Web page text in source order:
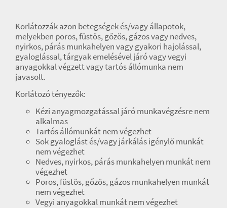
Korlátozzák azon betegségek és/vagy állapotok,
melyekben poros, füstös, gőzös, gázos vagy nedves,
nyirkos, párás munkahelyen vagy gyakori hajolással,
gyaloglással, tárgyak emelésével járó vagy vegyi
anyagokkal végzett vagy tartós állómunka nem
javasolt.
Korlátozó tényezők:
Kézi anyagmozgatással járó munkavégzésre nem
alkalmas
Tartós állómunkát nem végezhet
Sok gyaloglást és/vagy járkálás igénylő munkát
nem végezhet
Nedves, nyirkos, párás munkahelyen munkát nem
végezhet
Poros, füstös, gőzös, gázos munkahelyen munkát
nem végezhet
Vegyi anyagokkal munkát nem végezhet